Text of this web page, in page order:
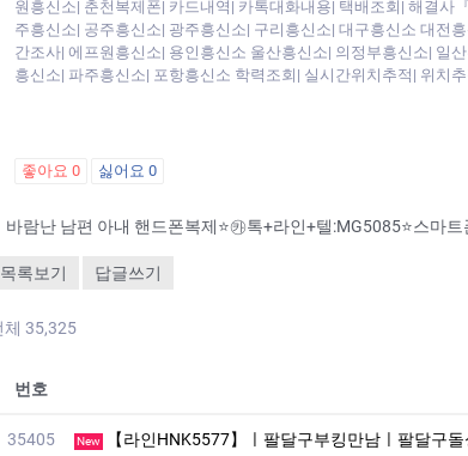
원흥신소| 춘천복제폰| 카드내역| 카톡대화내용| 택배조회| 해결
주흥신소| 공주흥신소| 광주흥신소| 구리흥신소| 대구흥신소 대전
간조사| 에프원흥신소| 용인흥신소 울산흥신소| 의정부흥신소| 일
흥신소| 파주흥신소| 포항흥신소 학력조회| 실시간위치추적| 위치
좋아요 0 싫어요 0
목록보기 답글쓰기
체 35,325
번호
35405 New 【라인HNK5577】ㅣ팔달구부킹만남ㅣ팔달구돌싱만남ㅣ팔달